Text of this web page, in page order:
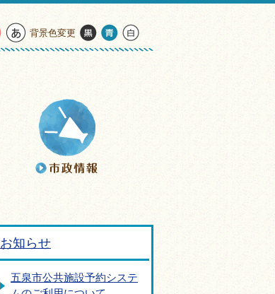
背景色変更
お知らせ
五泉市公共施設予約システ